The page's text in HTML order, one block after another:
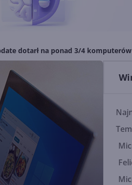
dotarł na ponad 3/4